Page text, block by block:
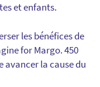
et enfants.
les bénéfices de
for Margo. 450
avancer la cause du